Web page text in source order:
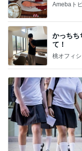
Amebaト
かっちち
て！
桃オフィ